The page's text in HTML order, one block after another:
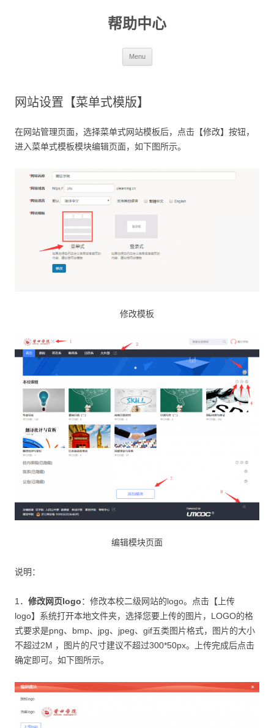
帮助中心
Menu
网站设置【菜单式模版】
在网站管理页面，选择菜单式网站模板后，点击【修改】按钮，
进入菜单式模板模块编辑页面，如下图所示。
修改模板
编辑模块页面
说明：
1． 修改网页logo：修改本校二级网站的logo。点击【上传
logo】系统打开本地文件夹，选择您要上传的图片，LOGO的格
式要求是png、bmp、jpg、jpeg、gif五类图片格式，图片的大小
不超过2M ，图片的尺寸建议不超过300*50px。上传完成后点击
确定即可。如下图所示。